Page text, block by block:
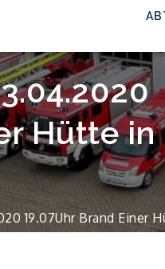
Hütte in
19.07Uhr Brand Einer